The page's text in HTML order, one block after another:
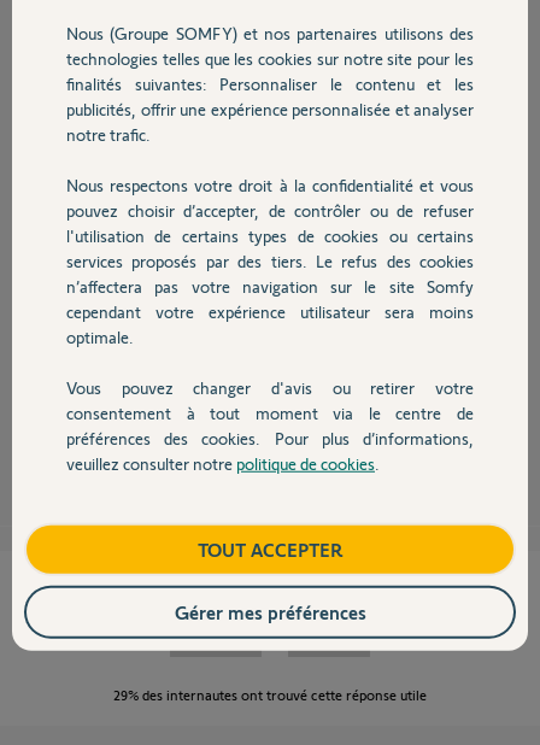
Sécurité
Domotique
Chauffage
Autres produits
Devis avec un pro
Contact
que dois je faire?
Yohan B.
il y a environ 12 ans
Participer au fil de discussion
google play= telephone android.
windows phone= windows store.
ce sont 2 systemes d'exploitations completement differents.
vous connecter via le navigateur internet de votre smartphone.
Cette réponse vous a-t-elle aidé ?
NON OUI
29% des internautes ont trouvé cette réponse utile
Nous (Groupe SOMFY) et nos partenaires utilisons des
technologies telles que les cookies sur notre site pour les
finalités suivantes: Personnaliser le contenu et les
publicités, offrir une expérience personnalisée et analyser
notre trafic.
Nous respectons votre droit à la confidentialité et vous
pouvez choisir d’accepter, de contrôler ou de refuser
l'utilisation de certains types de cookies ou certains
services proposés par des tiers. Le refus des cookies
n’affectera pas votre navigation sur le site Somfy
cependant votre expérience utilisateur sera moins
optimale.
Vous pouvez changer d'avis ou retirer votre
consentement à tout moment via le centre de
préférences des cookies. Pour plus d’informations,
veuillez consulter notre politique de cookies
TOUT ACCEPTER
Gérer mes préférences